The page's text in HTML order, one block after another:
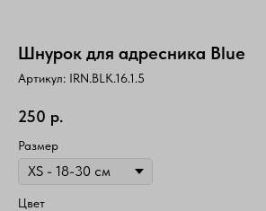
Шнурок для адресника Blue
Артикул: IRN.BLK.16.1.5
250 р.
Размер
Цвет